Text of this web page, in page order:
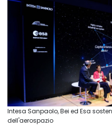
Intesa Sanpaolo, Bei ed Esa
dell'aerospazio